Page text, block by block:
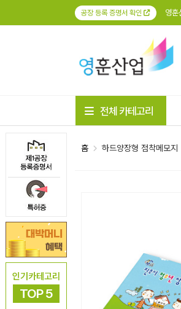
공장 등록 증명서 확인 영훈
인기카테고리
TOP 5
전체 카테고리
홈 하드양장형 점착메모지